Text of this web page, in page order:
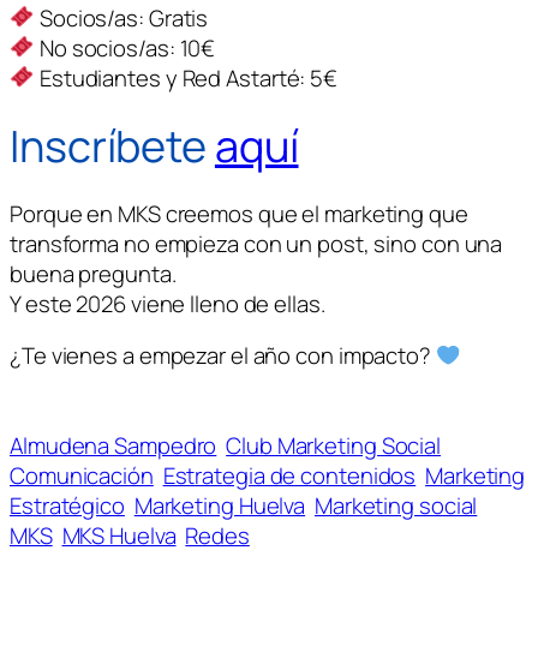
Socios/as: Gratis
No socios/as: 10€
Estudiantes y Red Astarté: 5€
Inscríbeteaquí
Porque en MKS creemos que el marketing que
transforma no empieza con un post, sino con una
buena pregunta.
Y este 2026 viene lleno de ellas.
¿Te vienes a empezar el año con impacto?
Almudena Sampedro Club Marketing Social
Comunicación Estrategia de contenidos Marketing
Estratégico Marketing Huelva Marketing social
MKS MKS Huelva Redes